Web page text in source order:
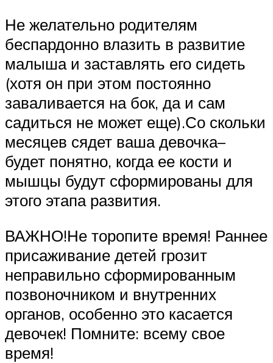
Не желательно родителям
беспардонно влазить в развитие
малыша и заставлять его сидеть
(хотя он при этом постоянно
заваливается на бок, да и сам
садиться не может еще).Со скольки
месяцев сядет ваша девочка–
будет понятно, когда ее кости и
мышцы будут сформированы для
этого этапа развития.
ВАЖНО!Не торопите время! Раннее
присаживание детей грозит
неправильно сформированным
позвоночником и внутренних
органов, особенно это касается
девочек! Помните: всему свое
время!